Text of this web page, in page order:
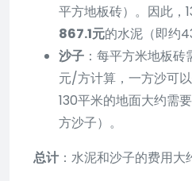
平方地板砖）。因此，
867.1元的水泥（即约
沙子 ：每平方米地板
元/方计算，一方沙可
130平米的地面大约需要
方沙子）。
总计 ：水泥和沙子的费用大